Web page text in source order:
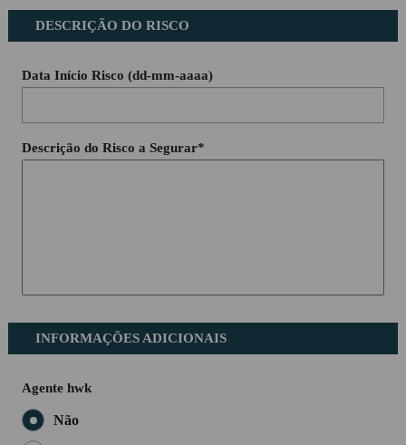
DESCRIÇÃO DO RISCO
Data Início Risco (dd-mm-aaaa)
Descrição do Risco a Segurar*
INFORMAÇÕES ADICIONAIS
Agente hwk
Não